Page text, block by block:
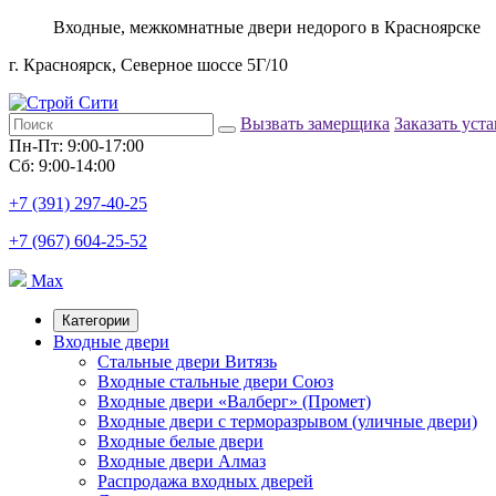
Входные, межкомнатные двери недорого в Красноярске
г. Красноярск, Северное шоссе 5Г/10
Вызвать замерщика Заказать
Пн-Пт: 9:00-17:00
Сб: 9:00-14:00
+7 (391) 297-40-25
+7 (967) 604-25-52
Max
Категории
Входные двери
Стальные двери Витязь
Входные стальные двери Союз
Входные двери «Валберг» (Промет)
Входные двери с терморазрывом (уличные двери)
Входные белые двери
Входные двери Алмаз
Распродажа входных дверей